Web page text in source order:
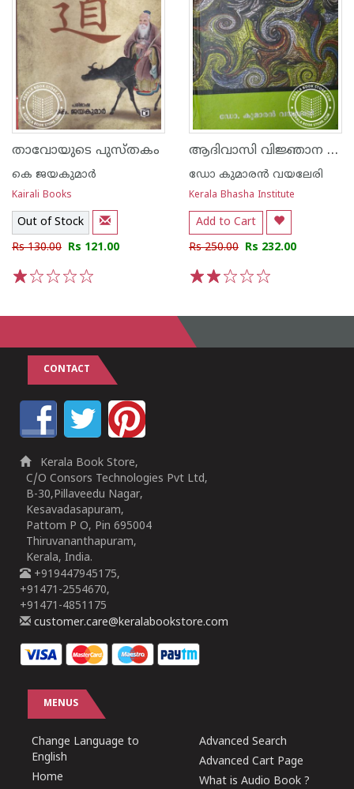
താവോയുടെ പുസ്തകം
കെ ജയകുമാര്‍
Kairali Books
Out of Stock
Rs 130.00 Rs 121.00
ആദിവാസി വിജ്ഞാന നിഘണ്ടു
ഡോ കുമാരന്‍ വയലേരി
Kerala Bhasha Institute
Add to Cart
Rs 250.00 Rs 232.00
CONTACT
Kerala Book Store,
C/O Consors Technologies Pvt Ltd,
B-30,Pillaveedu Nagar,
Kesavadasapuram,
Pattom P O, Pin 695004
Thiruvananthapuram,
Kerala, India.
+919447945175,
+91471-2554670,
+91471-4851175
customer.care@keralabookstore.com
MENUS
Change Language to
English
Home
Advanced Search
Advanced Cart Page
What is Audio Book ?